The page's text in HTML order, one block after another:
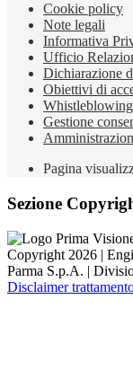
Cookie policy
Note legali
Informativa
Ufficio
Dichiarazione
Obiettivi di
Whistleblowing
Gestione
Pagina
Sezione
Copyright 2026 |
Parma S.p.A. |
Disclaimer